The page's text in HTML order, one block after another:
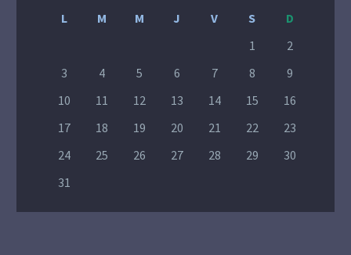
L M M J V S
D
1
2
3
4 5 6 7 8
9
10
11 12 13 14 15
16
17
18 19 20 21 22
23
24
25 26 27 28 29
30
31